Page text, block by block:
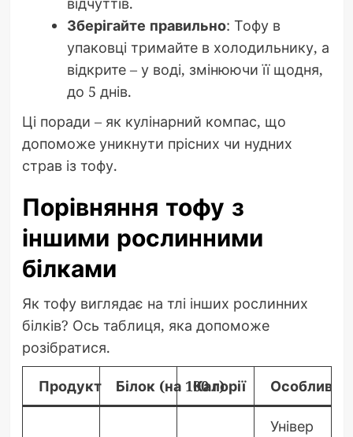
Зберігайте правильно: Тофу в
упаковці тримайте в холодильнику, а
відкрите – у воді, змінюючи її щодня,
до 5 днів.
Ці поради – як кулінарний компас, що
допоможе уникнути прісних чи нудних
страв із тофу.
Порівняння тофу з
іншими рослинними
білками
Як тофу виглядає на тлі інших рослинних
білків? Ось таблиця, яка допоможе
розібратися.
Продукт Білок (на 100 г)
Калорії
Універ